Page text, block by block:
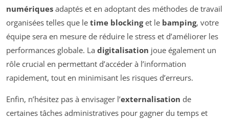
numériques adaptés et en adoptant des méthodes de travail
organisées telles que le time blockinget le bamping, votre
équipe sera en mesure de réduire le stress et d’améliorer les
performances globale. La digitalisation joue également un
rôle crucial en permettant d’accéder à l’information
rapidement, tout en minimisant les risques d’erreurs.
Enfin, n’hésitez pas à envisager l’externalisation de
certaines tâches administratives pour gagner du temps et